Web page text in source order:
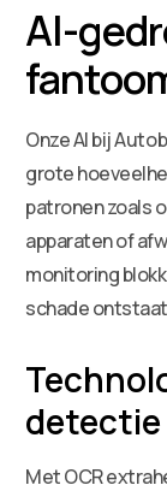
AI-
Onze AI bij
grote
patronen zoals
apparaten of
monitoring
schade
detectie
Met OCR